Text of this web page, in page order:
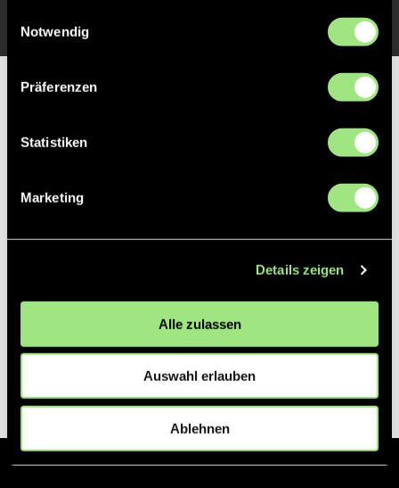
Notwendig
Präferenzen
Statistiken
Marketing
Details zeigen
Alle zulassen
Auswahl erlauben
Ablehnen
Partner